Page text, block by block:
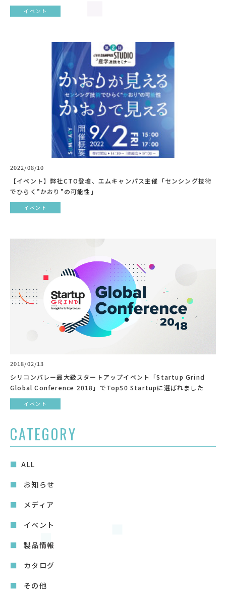
イベント
2022/08/10
【イベント】弊社CTO登壇、エムキャンパス主催「センシング技術
でひらく”かおり”の可能性」
イベント
2018/02/13
シリコンバレー最大級スタートアップイベント「Startup Grind
Global Conference 2018」でTop50 Startupに選ばれました
イベント
CATEGORY
ALL
お知らせ
メディア
イベント
製品情報
カタログ
その他